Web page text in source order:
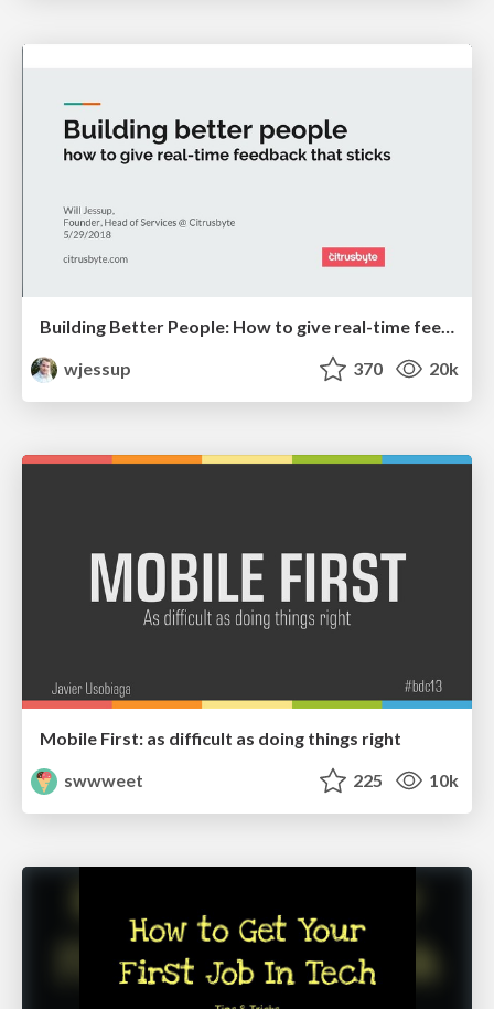
Building Better People: How to give real-time feedback that sticks.
wjessup
370 20k
Mobile First: as difficult as doing things right
swwweet
225 10k